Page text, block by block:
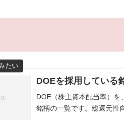
DOEを採用している
DOE（株主資本配当率）を
銘柄の一覧です。総還元性